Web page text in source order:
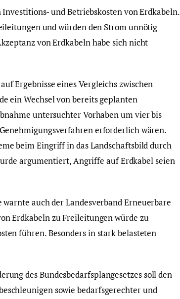
und Betriebskosten von Erdkabeln.
und würden den Strom unnötig
von Erdkabeln habe sich nicht
Ergebnisse eines Vergleichs zwischen
ein Wechsel von bereits geplanten
untersuchter Vorhaben um vier bis
erforderlich wären.
beim Eingriff in das Landschaftsbild durch
argumentiert, Angriffe auf Erdkabel seien
auch der Landesverband Erneuerbare
Erdkabeln zu Freileitungen würde zu
führen. Besonders in stark belasteten
des Bundesbedarfsplangesetzes soll den
sowie bedarfsgerechter und